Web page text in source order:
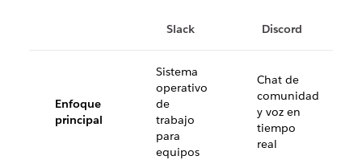
Slack Discord
Enfoque
principal
Sistema
operativo
de
trabajo
para
equipos
Chat de
comunidad
y voz en
tiempo
real